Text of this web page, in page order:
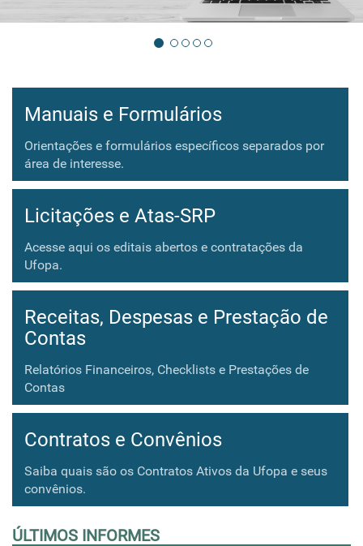
Manuais e Formulários
Orientações e formulários específicos separados por
área de interesse.
Licitações e Atas-SRP
Acesse aqui os editais abertos e contratações da
Ufopa.
Receitas, Despesas e Prestação de
Contas
Relatórios Financeiros, Checklists e Prestações de
Contas
Contratos e Convênios
Saiba quais são os Contratos Ativos da Ufopa e seus
convênios.
ÚLTIMOS INFORMES